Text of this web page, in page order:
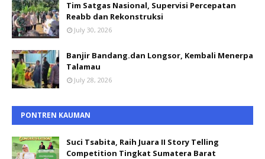
Tim Satgas Nasional, Supervisi Percepatan
Reabb dan Rekonstruksi
July 30, 2026
Banjir Bandang.dan Longsor, Kembali Menerpa
Talamau
July 28, 2026
PONTREN KAUMAN
Suci Tsabita, Raih Juara II Story Telling
Competition Tingkat Sumatera Barat